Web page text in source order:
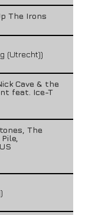
The Irons
(Utrecht))
Cave & the
feat. Ice-T
The